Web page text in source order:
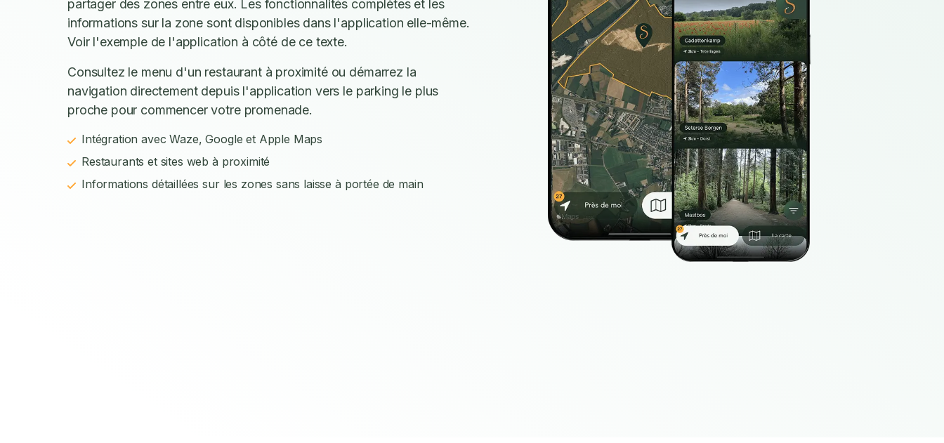
partager des zones entre eux. Les fonctionnalités complètes et les
informations sur la zone sont disponibles dans l'application elle-même.
Voir l'exemple de l'application à côté de ce texte.
Consultez le menu d'un restaurant à proximité ou démarrez la
navigation directement depuis l'application vers le parking le plus
proche pour commencer votre promenade.
Intégration avec Waze, Google et Apple Maps
Restaurants et sites web à proximité
Informations détaillées sur les zones sans laisse à portée de main